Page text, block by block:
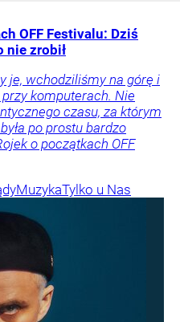
OFF Festivalu: Dziś
nie zrobił
je, wchodziliśmy na górę i
komputerach. Nie
czasu, za którym
po prostu bardzo
o początkach OFF
MuzykaTylko u Nas